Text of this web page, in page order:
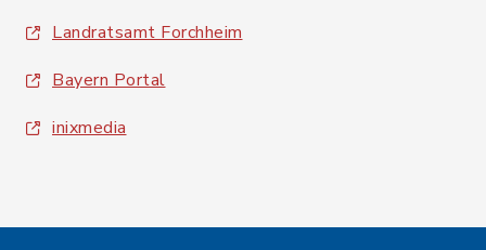
Landratsamt Forchheim
Bayern Portal
inixmedia